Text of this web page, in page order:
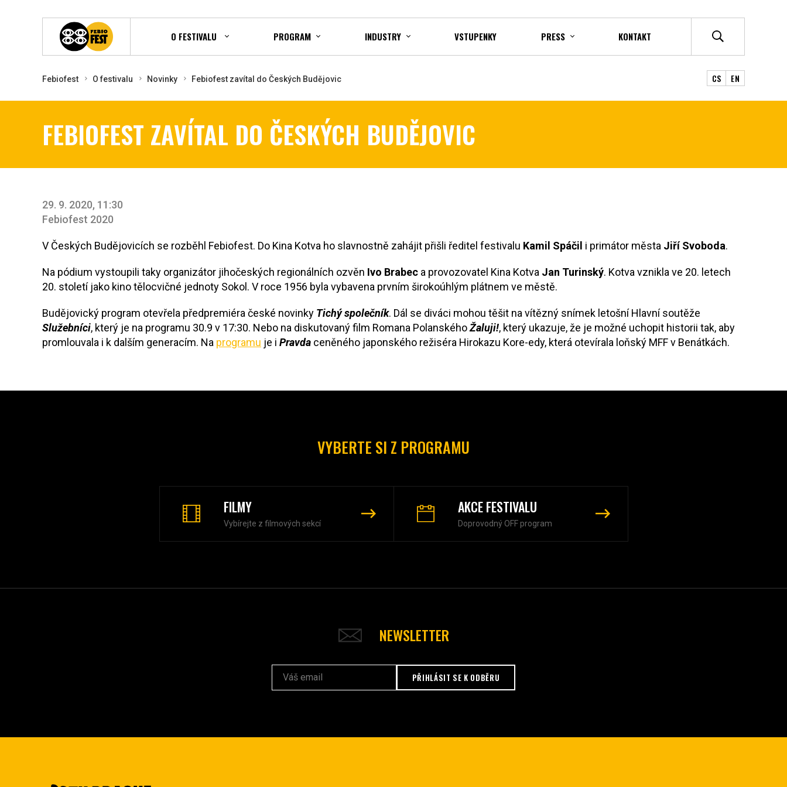
O FESTIVALU PROGRAM INDUSTRY VSTUPENKY PRESS KONTAKT
Febiofest O festivalu Novinky Febiofest zavítal do Českých Budějovic CS EN
FEBIOFEST ZAVÍTAL DO ČESKÝCH BUDĚJOVIC
29. 9. 2020, 11:30
Febiofest 2020
V Českých Budějovicích se rozběhl Febiofest. Do Kina Kotva ho slavnostně zahájit přišli ředitel festivalu Kamil Spáčil i primátor města Jiří Svoboda.
Na pódium vystoupili taky organizátor jihočeských regionálních ozvěn Ivo Brabec a provozovatel Kina Kotva Jan Turinský. Kotva vznikla ve 20. letech
20. století jako kino tělocvičné jednoty Sokol. V roce 1956 byla vybavena prvním širokoúhlým plátnem ve městě.
Budějovický program otevřela předpremiéra české novinky Tichý společník. Dál se diváci mohou těšit na vítězný snímek letošní Hlavní soutěže
Služebníci, který je na programu 30.9 v 17:30. Nebo na diskutovaný film Romana PolanskéhoŽaluji!, který ukazuje, že je možné uchopit historii tak, aby
promlouvala i k dalším generacím. Na programu je i Pravda ceněného japonského režiséra Hirokazu Kore-edy, která otevírala loňský MFF v Benátkách.
VYBERTE SI Z PROGRAMU
FILMY
Vybírejte z filmových sekcí
AKCE FESTIVALU
Doprovodný OFF program
NEWSLETTER
PŘIHLÁSIT SE K ODBĚRU